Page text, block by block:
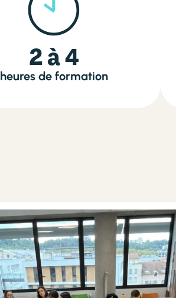
2 à 4
heures de formation